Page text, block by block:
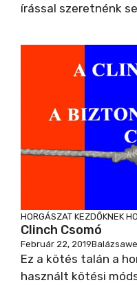
írással szeretnénk
HORGÁSZAT KEZDŐKNEK
Clinch Csomó
Február 22, 2019
Ez a kötés talán a
használt kötési